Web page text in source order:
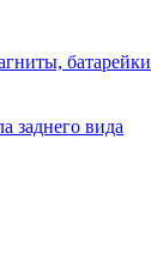
батарейки
заднего вида